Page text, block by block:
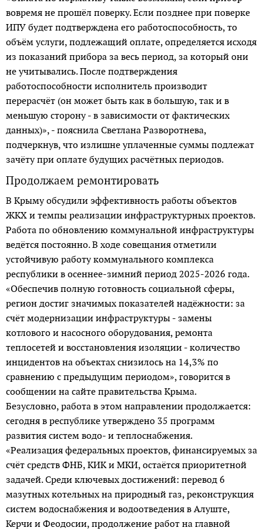
вовремя не прошёл поверку. Если позднее при поверке
ИПУ будет подтверждена его работоспособность, то
объём услуги, подлежащий оплате, определяется исходя
из показаний прибора за весь период, за который они
не учитывались. После подтверждения
работоспособности исполнитель производит
перерасчёт (он может быть как в большую, так и в
меньшую сторону - в зависимости от фактических
данных)», - пояснила Светлана Разворотнева,
подчеркнув, что излишне уплаченные суммы подлежат
зачёту при оплате будущих расчётных периодов.
Продолжаем ремонтировать
В Крыму обсудили эффективность работы объектов
ЖКХ и темпы реализации инфраструктурных проектов.
Работа по обновлению коммунальной инфраструктуры
ведётся постоянно. В ходе совещания отметили
устойчивую работу коммунального комплекса
республики в осеннее-зимний период 2025-2026 года.
«Обеспечив полную готовность социальной сферы,
регион достиг значимых показателей надёжности: за
счёт модернизации инфраструктуры - замены
котлового и насосного оборудования, ремонта
теплосетей и восстановления изоляции - количество
инцидентов на объектах снизилось на 14,3% по
сравнению с предыдущим периодом», говорится в
сообщении на сайте правительства Крыма.
Безусловно, работа в этом направлении продолжается:
сегодня в республике утверждено 35 программ
развития систем водо- и теплоснабжения.
«Реализация федеральных проектов, финансируемых за
счёт средств ФНБ, КИК и МКИ, остаётся приоритетной
задачей. Среди ключевых достижений: перевод 6
мазутных котельных на природный газ, реконструкция
систем водоснабжения и водоотведения в Алуште,
Керчи и Феодосии, продолжение работ на главной